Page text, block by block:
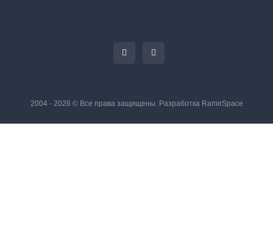
2004 - 2026 © Все права защищены. Разработка RamirSpace